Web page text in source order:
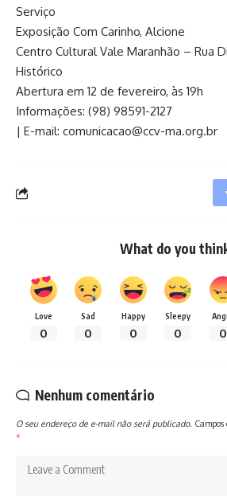
Serviço
Exposição Com Carinho, Alcione
Centro Cultural Vale Maranhão – Rua
Histórico
Abertura em 12 de fevereiro, às 19h
Informações: (98) 98591-2127
| E-mail: comunicacao@ccv-ma.org.br
What do you
Love
0
Sad
0
Happy
0
Sleepy
0 0
Nenhum comentário
O seu endereço de e-mail não será publicado.
*